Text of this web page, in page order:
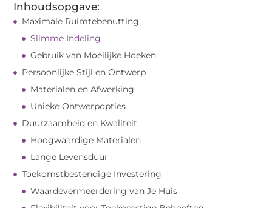
Inhoudsopgave:
Maximale Ruimtebenutting
Slimme Indeling
Gebruik van Moeilijke Hoeken
Persoonlijke Stijl en Ontwerp
Materialen en Afwerking
Unieke Ontwerpopties
Duurzaamheid en Kwaliteit
Hoogwaardige Materialen
Lange Levensduur
Toekomstbestendige Investering
Waardevermeerdering van Je Huis